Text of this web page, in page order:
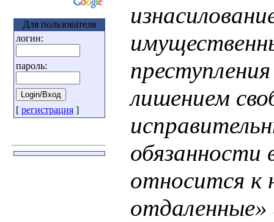
Для пользователя
логин:
пароль:
[ регистрация]
лишением
относится к
отдаленные»